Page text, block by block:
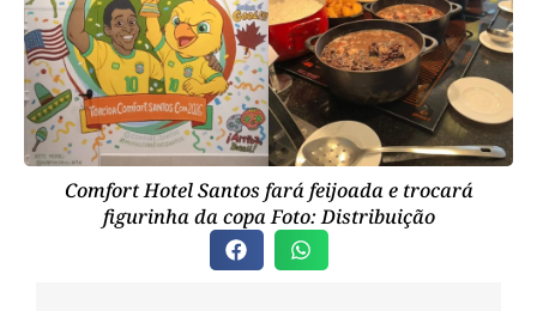
Comfort Hotel Santos fará feijoada e trocará
figurinha da copa Foto: Distribuição